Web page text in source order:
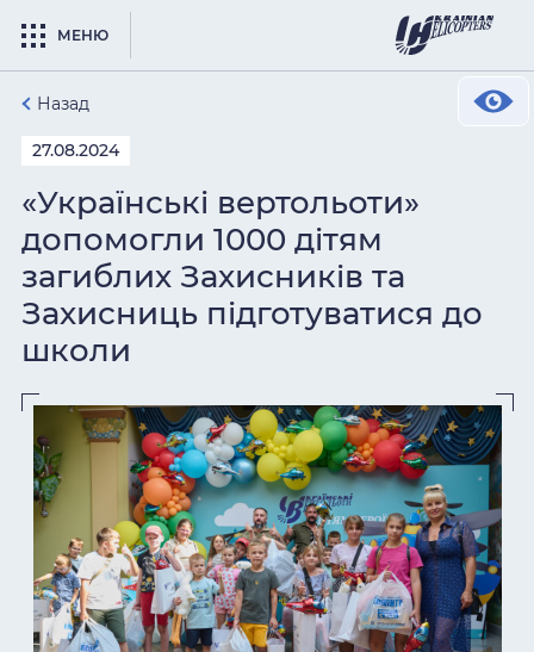
МЕНЮ
Назад
27.08.2024
«Українські вертольоти»
допомогли 1000 дітям
загиблих Захисників та
Захисниць підготуватися до
школи